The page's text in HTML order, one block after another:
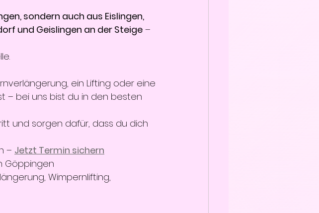
sondern auch aus Eislingen,
und Geislingen an der Steige –
ein Lifting oder eine
– bei uns bist du in den besten
und sorgen dafür, dass du dich
– Jetzt Termin sichern
Göppingen
Wimpernlifting,